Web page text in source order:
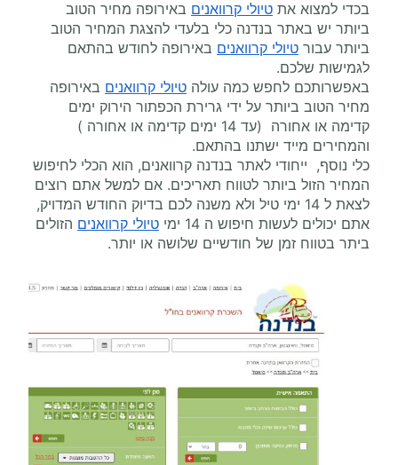
בכדי למצוא את טיולי קרוואנים באירופה מחיר הטוב
ביותר יש באתר בנדנה כלי בלעדי להצגת המחיר הטוב
ביותר עבור טיולי קרוואנים באירופה לחודש בהתאם
לגמישות שלכם.
באפשרותכם לחפש כמה עולה טיולי קרוואנים באירופה
מחיר הטוב ביותר על ידי גרירת הכפתור הירוק ימים
קדימה או אחורה (עד 14 ימים קדימה או אחורה )
והמחירים מייד ישתנו בהתאם.
כלי נוסף, ייחודי לאתר בנדנה קרוואנים, הוא הכלי לחיפוש
המחיר הזול ביותר לטווח תאריכים. אם למשל אתם רוצים
לצאת ל 14 ימי טיל ולא משנה לכם בדיוק החודש המדויק,
אתם יכולים לעשות חיפוש ה 14 ימי
טיולי קרוואנים הזולים
ביתר בטווח זמן של חודשיים שלושה או יותר.